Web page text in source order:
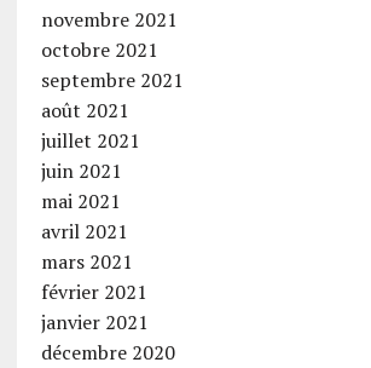
novembre 2021
octobre 2021
septembre 2021
août 2021
juillet 2021
juin 2021
mai 2021
avril 2021
mars 2021
février 2021
janvier 2021
décembre 2020